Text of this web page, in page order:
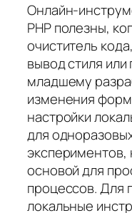
PHP полезны,
очиститель
вывод стиля
младшему
изменения
настройки
для
экспериментов,
основой для
процессов. Для
локальные